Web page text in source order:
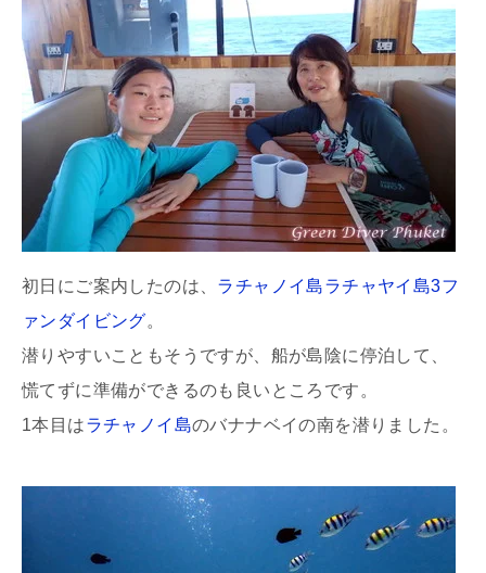
初日にご案内したのは、 ラチャノイ島ラチャヤイ島3フ
ァンダイビング。
潜りやすいこともそうですが、船が島陰に停泊して、
慌てずに準備ができるのも良いところです。
1本目はラチャノイ島のバナナベイの南を潜りました。